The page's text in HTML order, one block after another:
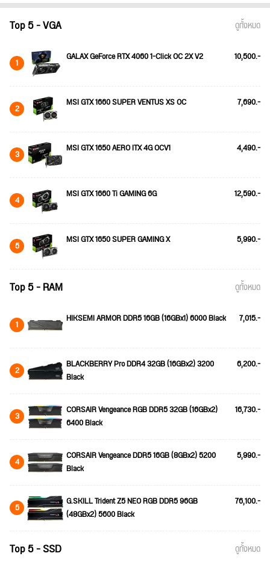
Top 5 - VGA ดูทั้งหมด
1 GALAX GeForce RTX 4060 1-Click OC 2X V2 10,500.-
2 MSI GTX 1660 SUPER VENTUS XS OC 7,690.-
3 MSI GTX 1650 AERO ITX 4G OCV1 4,490.-
4 MSI GTX 1660 Ti GAMING 6G 12,590.-
5 MSI GTX 1650 SUPER GAMING X 5,990.-
Top 5 - RAM ดูทั้งหมด
1 HIKSEMI ARMOR DDR5 16GB (16GBx1) 6000 Black 7,015.-
2
BLACKBERRY Pro DDR4 32GB (16GBx2) 3200
Black
6,200.-
3
CORSAIR Vengeance RGB DDR5 32GB (16GBx2)
6400 Black
16,730.-
4
CORSAIR Vengeance DDR5 16GB (8GBx2) 5200
Black
5,990.-
5
G.SKILL Trident Z5 NEO RGB DDR5 96GB
(48GBx2) 5600 Black
76,100.-
Top 5 - SSD ดูทั้งหมด